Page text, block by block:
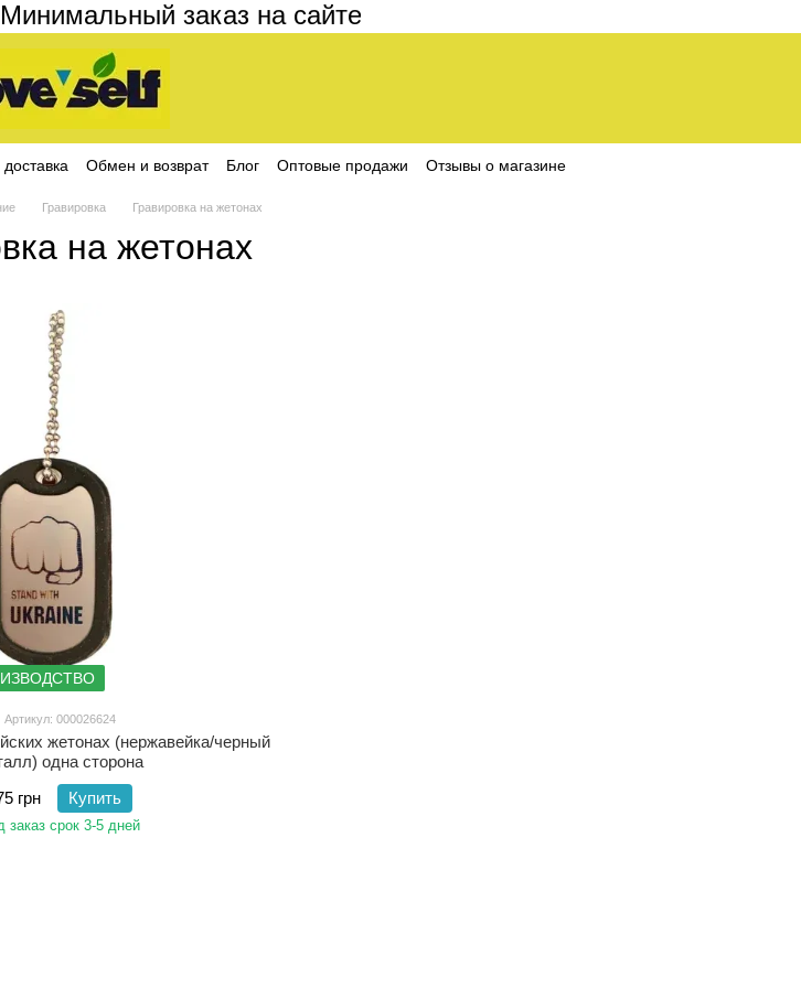
заказ на сайте составляет 200 грн
Обмен и возврат Блог Оптовые продажи
Отзывы о магазине
Гравировка Гравировка на жетонах
на жетонах
Артикул: 000026624
жетонах (нержавейка/черный
одна сторона
грн
Купить
заказ срок 3-5 дней